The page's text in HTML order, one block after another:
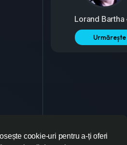
cookie-uri pentru a-ți oferi
Lorand Bartha
Urmărește